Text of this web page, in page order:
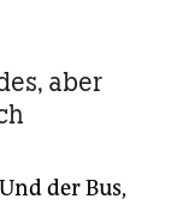
aber
der Bus,